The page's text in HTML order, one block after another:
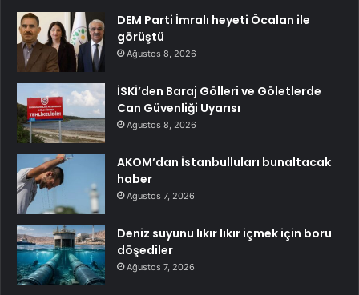
DEM Parti İmralı heyeti Öcalan ile
görüştü
Ağustos 8, 2026
İSKİ’den Baraj Gölleri ve Göletlerde
Can Güvenliği Uyarısı
Ağustos 8, 2026
AKOM’dan İstanbulluları bunaltacak
haber
Ağustos 7, 2026
Deniz suyunu lıkır lıkır içmek için boru
döşediler
Ağustos 7, 2026